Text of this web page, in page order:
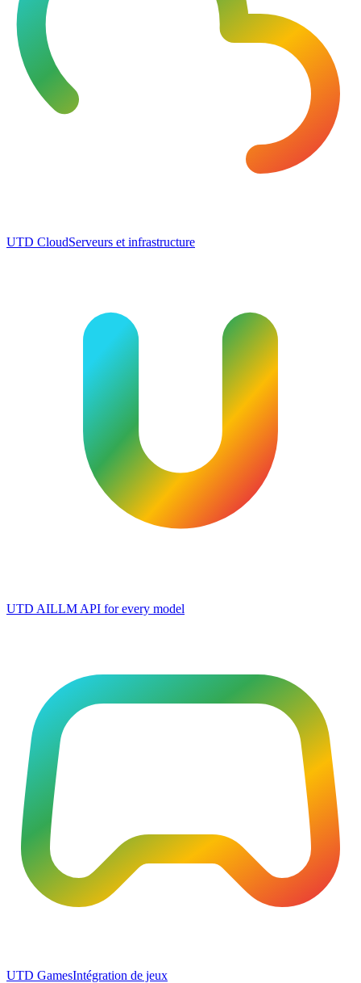
UTD CloudServeurs et infrastructure
UTD AILLM API for every model
UTD GamesIntégration de jeux